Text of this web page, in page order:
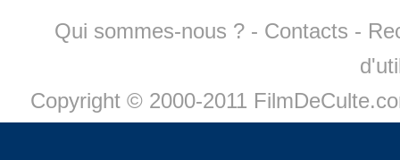
Qui sommes-nous ? - Contacts -
Copyright © 2000-2011